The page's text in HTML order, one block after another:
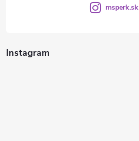
Instagram
msperk.sk